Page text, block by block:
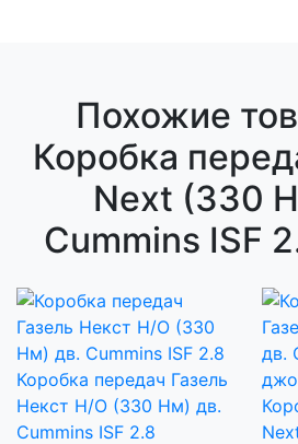
Похожие
Коробка
Next (330
Cummins ISF
Коробка передач Газель
Некст Н/О (330 Нм) дв.
Cummins ISF 2.8